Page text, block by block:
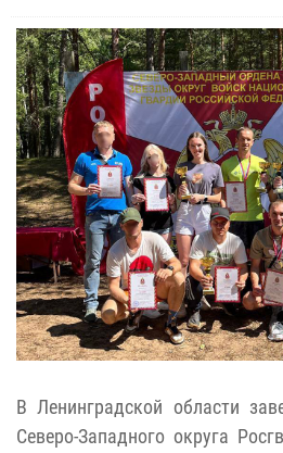
В Ленинградской области
Северо-Западного округа